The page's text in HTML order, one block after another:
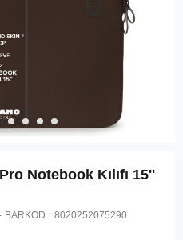
Notebook Kılıfı 15''
BARKOD : 8020252075290